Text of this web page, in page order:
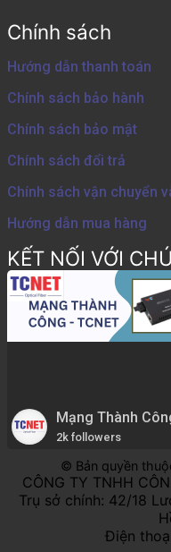
Chính sách
Hướng dẫn thanh toán
Chính sách bảo hành
Chính sách bảo mật
Chính sách đổi trả
Chính sách vận chuyển
Hướng dẫn mua hàng
KẾT NỐI VỚI
Mạng Thành
2k followers
© Bản quyền
CÔNG TY TNHH
Trụ sở chính: 42/18
Điện